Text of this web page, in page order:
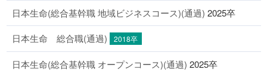
日本生命(総合基幹職 地域ビジネスコース)(通過) 2025卒
日本生命 総合職(通過) 2018卒
日本生命(総合基幹職 オープンコース)(通過) 2025卒